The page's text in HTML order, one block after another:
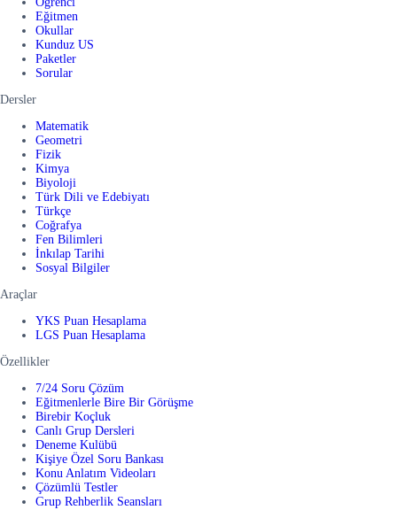
Eğitmen
Okullar
Kunduz US
Paketler
Sorular
Dersler
Matematik
Geometri
Fizik
Kimya
Biyoloji
Türk Dili ve Edebiyatı
Türkçe
Coğrafya
Fen Bilimleri
İnkılap Tarihi
Sosyal Bilgiler
Araçlar
YKS Puan Hesaplama
LGS Puan Hesaplama
Özellikler
7/24 Soru Çözüm
Eğitmenlerle Bire Bir Görüşme
Birebir Koçluk
Canlı Grup Dersleri
Deneme Kulübü
Kişiye Özel Soru Bankası
Konu Anlatım Videoları
Çözümlü Testler
Grup Rehberlik Seansları